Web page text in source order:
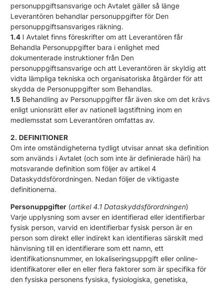
personuppgiftsansvarige och Avtalet gäller så länge
Leverantören behandlar personuppgifter för Den
personuppgiftsansvariges räkning.
1.4 I Avtalet finns föreskrifter om att Leverantören får
Behandla Personuppgifter bara i enlighet med
dokumenterade instruktioner från Den
personuppgiftsansvarige och att Leverantören är skyldig att
vidta lämpliga tekniska och organisatoriska åtgärder för att
skydda de Personuppgifter som Behandlas.
1.5 Behandling av Personuppgifter får även ske om det krävs
enligt unionsrätt eller av nationell lagstiftning inom en
medlemsstat som Leverantören omfattas av.
2. DEFINITIONER
Om inte omständigheterna tydligt utvisar annat ska definition
som används i Avtalet (och som inte är definierade häri) ha
motsvarande definition som följer av artikel 4
Dataskyddsförordningen. Nedan följer de viktigaste
definitionerna.
Personuppgifter (artikel 4.1 Dataskyddsförordningen)
Varje upplysning som avser en identifierad eller identifierbar
fysisk person, varvid en identifierbar fysisk person är en
person som direkt eller indirekt kan identifieras särskilt med
hänvisning till en identifierare som ett namn, ett
identifikationsnummer, en lokaliseringsuppgift eller online-
identifikatorer eller en eller flera faktorer som är specifika för
den fysiska personens fysiska, fysiologiska, genetiska,